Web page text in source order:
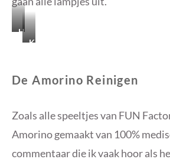
Het
typische
kabeltje.
Klikt
de
Amorino.
De Amorino Reinigen
Zoals alle speeltjes van FUN
Amorino gemaakt van 100%
commentaar die ik vaak hoor als